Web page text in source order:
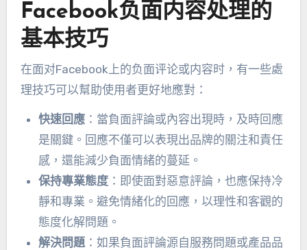
Facebook负面内容处理的
基本技巧
在面对Facebook上的负面评论或内容时，有一些處
理技巧可以幫助使用者更好地應對：
快速回應：當負面評論或內容出現時，及時回應
是關鍵。回應不僅可以表現出品牌的關注和責任
感，還能減少負面情緒的蔓延。
保持專業態度：即使面對惡意評論，也應保持冷
靜和專業。避免情緒化的回應，以理性和客觀的
態度化解問題。
解決問題：如果負面評論源自服務問題或產品品